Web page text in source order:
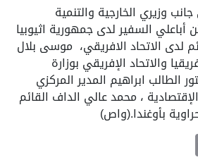
وزيري الخارجية والتنمية
السفير لدى جمهورية اثيوبيا
لدى الاتحاد الافريقي، موسى بلال
والاتحاد الإفريقي بوزارة
الطالب ابراهيم المدير المركزي
الإقتصادية ، محمد عالي الداف القائم
بأوغندا.(واص)